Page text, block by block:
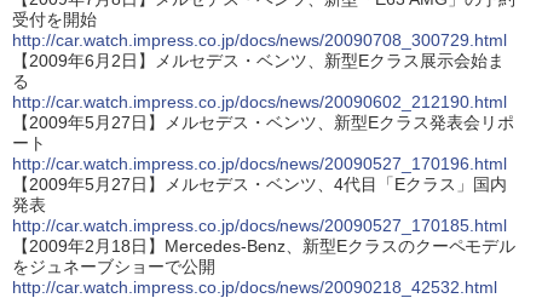
受付を開始
http://car.watch.impress.co.jp/docs/news/20090708_300729.html
【2009年6月2日】メルセデス・ベンツ、新型Eクラス展示会始ま
る
http://car.watch.impress.co.jp/docs/news/20090602_212190.html
【2009年5月27日】メルセデス・ベンツ、新型Eクラス発表会リポ
ート
http://car.watch.impress.co.jp/docs/news/20090527_170196.html
【2009年5月27日】メルセデス・ベンツ、4代目「Eクラス」国内
発表
http://car.watch.impress.co.jp/docs/news/20090527_170185.html
【2009年2月18日】Mercedes-Benz、新型Eクラスのクーペモデル
をジュネーブショーで公開
http://car.watch.impress.co.jp/docs/news/20090218_42532.html